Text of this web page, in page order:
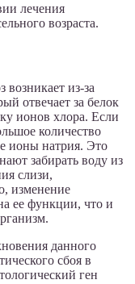
лечения
возраста.
из-за
отвечает за белок
ионов хлора. Если
количество
ионы натрия. Это
забирать воду из
слизи,
изменение
ее функции, что и
данного
сбоя в
ген